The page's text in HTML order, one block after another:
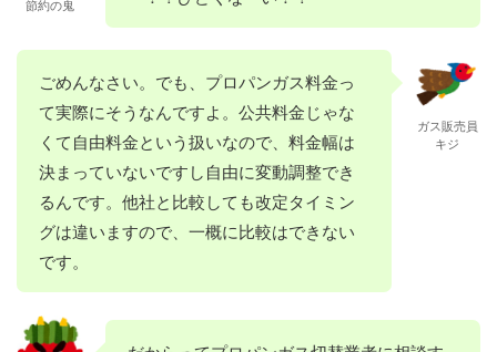
節約の鬼
ごめんなさい。でも、プロパンガス料金っ
て実際にそうなんですよ。公共料金じゃな
くて自由料金という扱いなので、料金幅は
決まっていないですし自由に変動調整でき
るんです。他社と比較しても改定タイミン
グは違いますので、一概に比較はできない
です。
ガス販売員
キジ